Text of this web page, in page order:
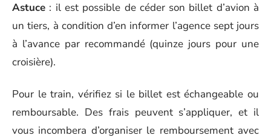
Astuce : il est possible de céder son billet d’avion à
un tiers, à condition d’en informer l’agence sept jours
à l’avance par recommandé (quinze jours pour une
croisière).
Pour le train, vérifiez si le billet est échangeable ou
remboursable. Des frais peuvent s’appliquer, et il
vous incombera d’organiser le remboursement avec